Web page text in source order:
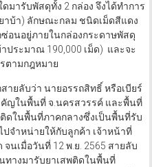
มารับพัสดุทั้ง 2 กล่อง จึงได้ทำการ
าบ้า) ลักษณะกลม ชนิดเม็ดสีแดง
อนอยู่ภายในกล่องกระดาษพัสดุ
ประมาณ 190,000 เม็ด) และจะ
ตามกฎหมาย
ายลับว่า นายอรรถสิทธิ์ หรือเบียร์
ญในพื้นที่ จ.นครสวรรค์ และพื้นที่
ติดในพื้นที่ภาคกลางซึ่งเป็นพื้นที่รับ
จำหน่ายให้กับลูกค้า เจ้าหน้าที่
นเมื่อวันที่ 12 พ.ย. 2565 สายลับ
ทางมารับยาเสพติดในพื้นที่